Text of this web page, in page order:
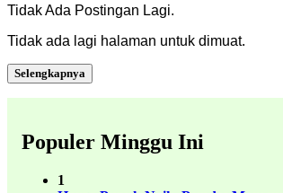
Tidak Ada Postingan Lagi.
Tidak ada lagi halaman untuk dimuat.
Selengkapnya
Populer Minggu Ini
1